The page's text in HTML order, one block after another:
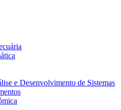
e Desenvolvimento de Sistemas